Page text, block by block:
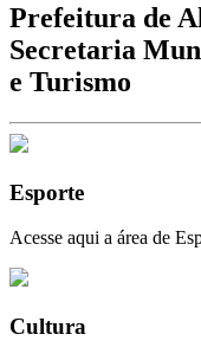
Prefeitura de
Secretaria
e Turismo
Esporte
Acesse aqui a área de
Cultura